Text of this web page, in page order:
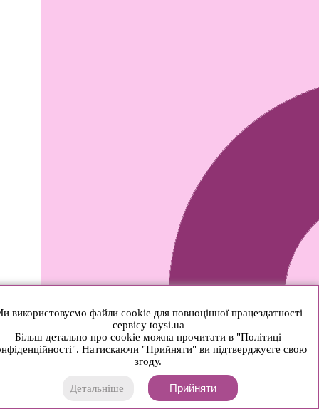
використовуємо файли cookie для повноцінної працездатності
сервісу toysi.ua
Більш детально про cookie можна прочитати в "Політиці
Натискаючи "Прийняти" ви підтверджуєте свою
згоду.
Детальніше Прийняти